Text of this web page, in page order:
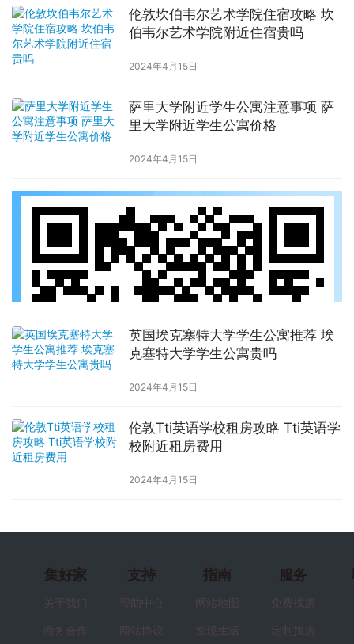
伦敦坎伯韦尔艺术学院住宿攻略 坎
伯韦尔艺术学院附近住宿贵吗
2024年4月15日
萨里大学附近学生公寓注意事项 萨
里大学附近学生公寓价格
2024年4月15日
英国埃克塞特大学学生公寓推荐 埃
克塞特大学学生公寓贵吗
2024年4月15日
伦敦Tti英语学校租房攻略 Tti英语学
校附近租房费用
2024年4月15日
集好家
关于我们
商务合作
支持
帮助中心
网站协议
指南
网站地图
发现生活
服务
免费找房
定制找房